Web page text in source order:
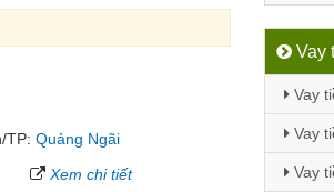
TP:Quảng Ngãi
Xem chi tiết
Vay
Vay
Vay
Vay